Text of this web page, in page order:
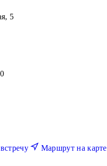
5
Маршрут на карте